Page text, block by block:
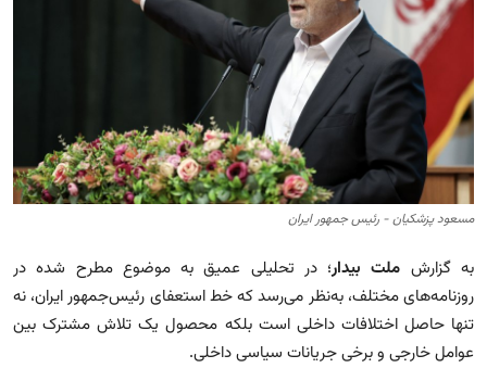
مسعود پزشکیان - رئیس جمهور ایران
به گزارش ملت بیدار؛ در تحلیلی عمیق به موضوع مطرح شده در
روزنامه‌های مختلف، به‌نظر می‌رسد که خط استعفای رئیس‌جمهور ایران، نه
تنها حاصل اختلافات داخلی است بلکه محصول یک تلاش مشترک بین
عوامل خارجی و برخی جریانات سیاسی داخلی.